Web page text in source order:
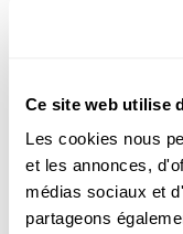
Ce site web utilise
Les cookies nous
et les annonces,
médias sociaux et
partageons
Science et Société